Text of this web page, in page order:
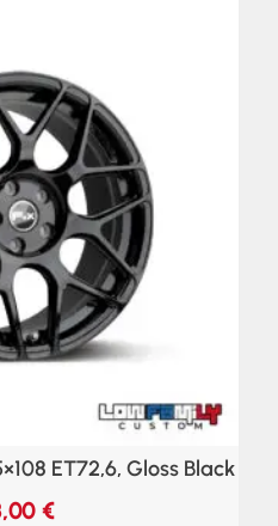
ET72,6, Gloss Black
€